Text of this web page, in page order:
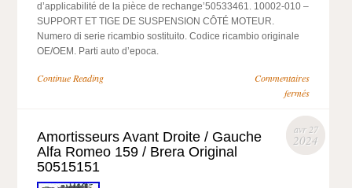
d’applicabilité de la pièce de rechange’50533461. 10002-010 –
SUPPORT ET TIGE DE SUSPENSION CÔTÉ MOTEUR.
Numero di serie ricambio sostituito. Codice ricambio originale
OE/OEM. Parti auto d’epoca.
Continue Reading
Commentaires
fermés
avr 27
2024
Amortisseurs Avant Droite / Gauche
Alfa Romeo 159 / Brera Original
50515151